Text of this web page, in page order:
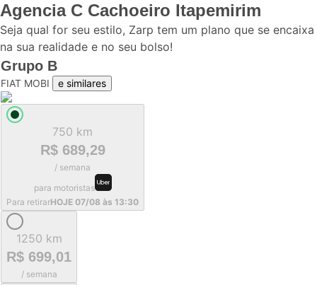
Agencia C Cachoeiro Itapemirim
Seja qual for seu estilo, Zarp tem um plano que se encaixa
na sua realidade e no seu bolso!
Grupo B
FIAT MOBI e similares
750 km
R$ 689,29
/ semana
para motoristas
Para retirarHOJE 07/08 às 13:30
1250 km
R$ 699,01
/ semana